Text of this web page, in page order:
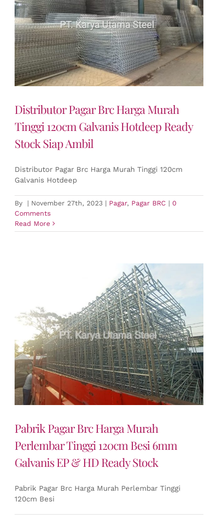
Distributor Pagar Brc Harga Murah
Tinggi 120cm Galvanis Hotdeep Ready
Stock Siap Ambil
Distributor Pagar Brc Harga Murah Tinggi 120cm
Galvanis Hotdeep
By | November 27th, 2023 | Pagar, Pagar BRC | 0
Comments
Read More
Pabrik Pagar Brc Harga Murah
Perlembar Tinggi 120cm Besi 6mm
Galvanis EP & HD Ready Stock
Pabrik Pagar Brc Harga Murah Perlembar Tinggi
120cm Besi